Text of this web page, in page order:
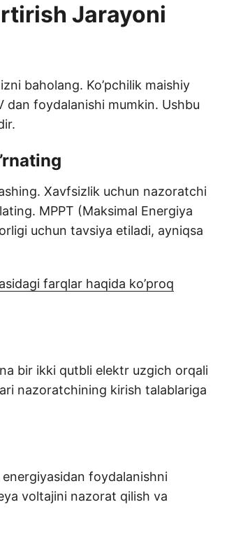
Jarayoni
baholang. Ko’pchilik maishiy
dan foydalanishi mumkin. Ushbu
Xavfsizlik uchun nazoratchi
MPPT (Maksimal Energiya
uchun tavsiya etiladi, ayniqsa
farqlar haqida ko’proq
bir ikki qutbli elektr uzgich orqali
nazoratchining kirish talablariga
foydalanishni
voltajini nazorat qilish va